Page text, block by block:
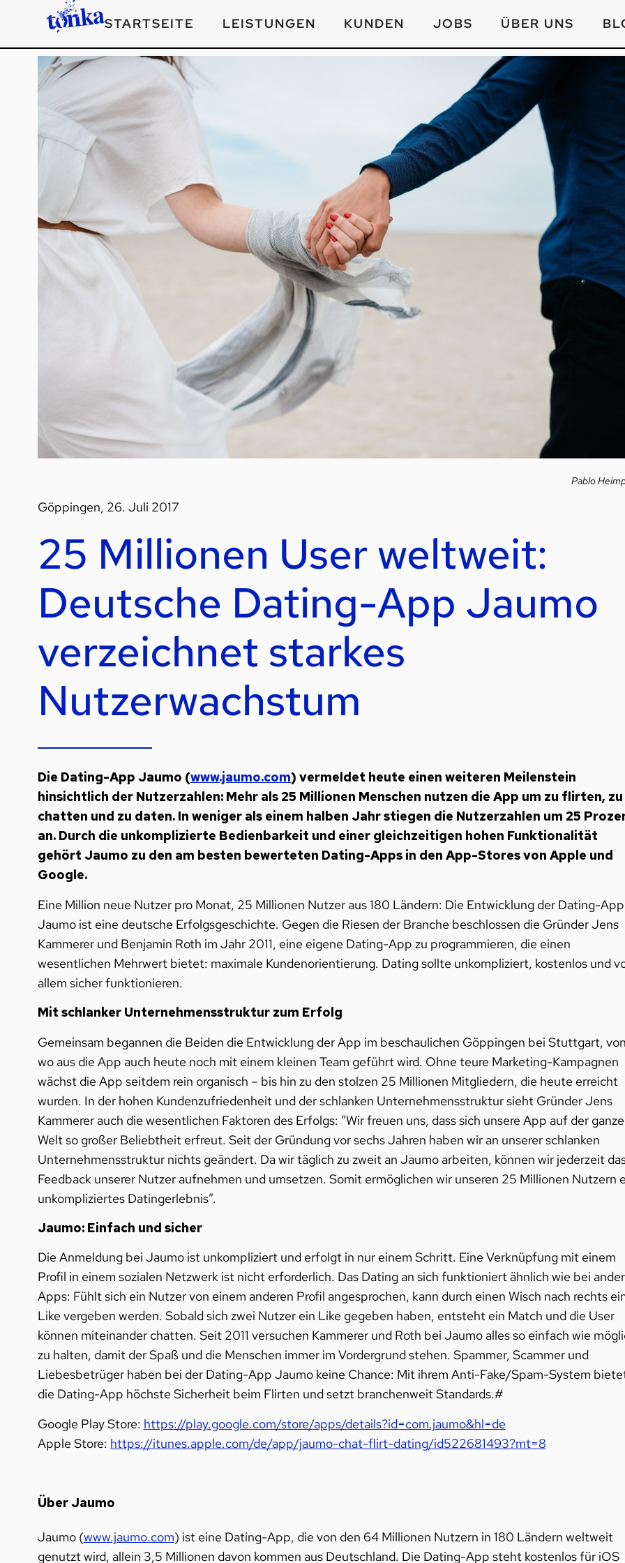
STARTSEITE LEISTUNGEN KUNDEN JOBS ÜBER UNS
Pablo
Göppingen, 26. Juli 2017
25 Millionen User weltweit:
Deutsche Dating-App Jaumo
verzeichnet starkes
Nutzerwachstum
Die Dating-App Jaumo (www.jaumo.com) vermeldet heute einen weiteren Meilenstein
hinsichtlich der Nutzerzahlen: Mehr als 25 Millionen Menschen nutzen die App um zu flirten, zu
chatten und zu daten. In weniger als einem halben Jahr stiegen die Nutzerzahlen um 25
an. Durch die unkomplizierte Bedienbarkeit und einer gleichzeitigen hohen Funktionalität
gehört Jaumo zu den am besten bewerteten Dating-Apps in den App-Stores von Apple und
Google.
Eine Million neue Nutzer pro Monat, 25 Millionen Nutzer aus 180 Ländern: Die Entwicklung der Dating-App
Jaumo ist eine deutsche Erfolgsgeschichte. Gegen die Riesen der Branche beschlossen die Gründer Jens
Kammerer und Benjamin Roth im Jahr 2011, eine eigene Dating-App zu programmieren, die einen
wesentlichen Mehrwert bietet: maximale Kundenorientierung. Dating sollte unkompliziert, kostenlos und
allem sicher funktionieren.
Mit schlanker Unternehmensstruktur zum Erfolg
Gemeinsam begannen die Beiden die Entwicklung der App im beschaulichen Göppingen bei Stuttgart, von
wo aus die App auch heute noch mit einem kleinen Team geführt wird. Ohne teure Marketing-Kampagnen
wächst die App seitdem rein organisch – bis hin zu den stolzen 25 Millionen Mitgliedern, die heute erreicht
wurden. In der hohen Kundenzufriedenheit und der schlanken Unternehmensstruktur sieht Gründer Jens
Kammerer auch die wesentlichen Faktoren des Erfolgs: “Wir freuen uns, dass sich unsere App auf der
Welt so großer Beliebtheit erfreut. Seit der Gründung vor sechs Jahren haben wir an unserer schlanken
Unternehmensstruktur nichts geändert. Da wir täglich zu zweit an Jaumo arbeiten, können wir jederzeit
Feedback unserer Nutzer aufnehmen und umsetzen. Somit ermöglichen wir unseren 25 Millionen Nutzern
unkompliziertes Datingerlebnis”.
Jaumo: Einfach und sicher
Die Anmeldung bei Jaumo ist unkompliziert und erfolgt in nur einem Schritt. Eine Verknüpfung mit einem
Profil in einem sozialen Netzwerk ist nicht erforderlich. Das Dating an sich funktioniert ähnlich wie bei
Apps: Fühlt sich ein Nutzer von einem anderen Profil angesprochen, kann durch einen Wisch nach rechts
Like vergeben werden. Sobald sich zwei Nutzer ein Like gegeben haben, entsteht ein Match und die User
können miteinander chatten. Seit 2011 versuchen Kammerer und Roth bei Jaumo alles so einfach wie
zu halten, damit der Spaß und die Menschen immer im Vordergrund stehen. Spammer, Scammer und
Liebesbetrüger haben bei der Dating-App Jaumo keine Chance: Mit ihrem Anti-Fake/Spam-System
die Dating-App höchste Sicherheit beim Flirten und setzt branchenweit Standards.#
Google Play Store: https://play.google.com/store/apps/details?id=com.jaumo&hl=de
Apple Store: https://itunes.apple.com/de/app/jaumo-chat-flirt-dating/id522681493?mt=8
Über Jaumo
Jaumo (www.jaumo.com) ist eine Dating-App, die von den 64 Millionen Nutzern in 180 Ländern weltweit
genutzt wird, allein 3,5 Millionen davon kommen aus Deutschland. Die Dating-App steht kostenlos für iOS